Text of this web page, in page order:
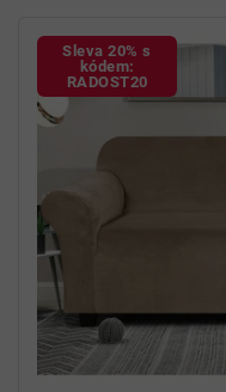
Sleva 20% s
kódem:
RADOST20